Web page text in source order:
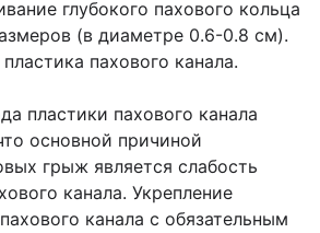
глубокого пахового кольца
(в диаметре 0.6-0.8 см).
пахового канала.
пластики пахового канала
основной причиной
грыж является слабость
канала. Укрепление
канала с обязательным